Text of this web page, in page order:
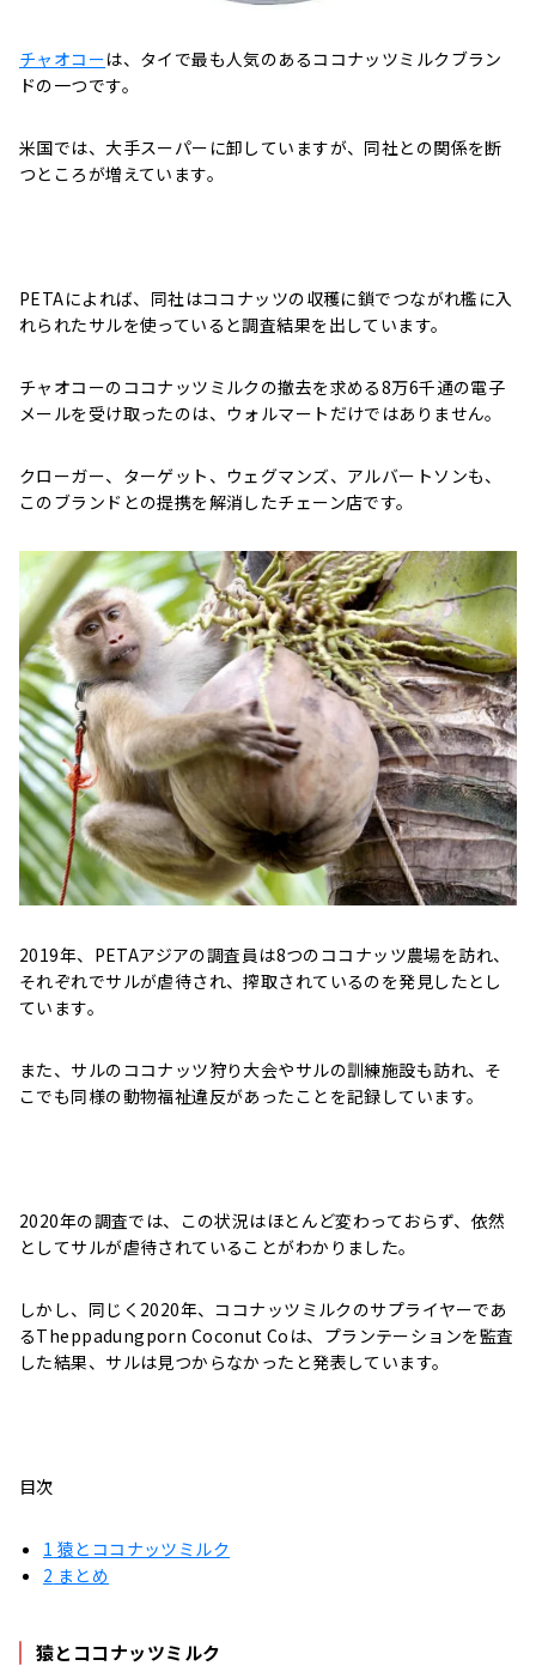
チャオコーは、タイで最も人気のあるココナッツミルクブラン
ドの一つです。
米国では、大手スーパーに卸していますが、同社との関係を断
つところが増えています。
PETAによれば、同社はココナッツの収穫に鎖でつながれ檻に入
れられたサルを使っていると調査結果を出しています。
チャオコーのココナッツミルクの撤去を求める8万6千通の電子
メールを受け取ったのは、ウォルマートだけではありません。
クローガー、ターゲット、ウェグマンズ、アルバートソンも、
このブランドとの提携を解消したチェーン店です。
2019年、PETAアジアの調査員は8つのココナッツ農場を訪れ、
それぞれでサルが虐待され、搾取されているのを発見したとし
ています。
また、サルのココナッツ狩り大会やサルの訓練施設も訪れ、そ
こでも同様の動物福祉違反があったことを記録しています。
2020年の調査では、この状況はほとんど変わっておらず、依然
としてサルが虐待されていることがわかりました。
しかし、同じく2020年、ココナッツミルクのサプライヤーであ
るTheppadungporn Coconut Coは、プランテーションを監査
した結果、サルは見つからなかったと発表しています。
目次
1 猿とココナッツミルク
2 まとめ
猿とココナッツミルク